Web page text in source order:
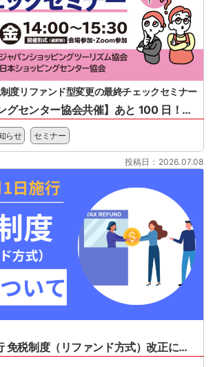
度リファンド型変更の最終チェックセミナー
【日本ショッピングセンター協会共催】あと 100 日！免税制度リファンド型変更の最終チェックセミナー
らせ セミナー
投稿日：2026.07.08
26年11月1日施行 免税制度（リファンド方式）改正について